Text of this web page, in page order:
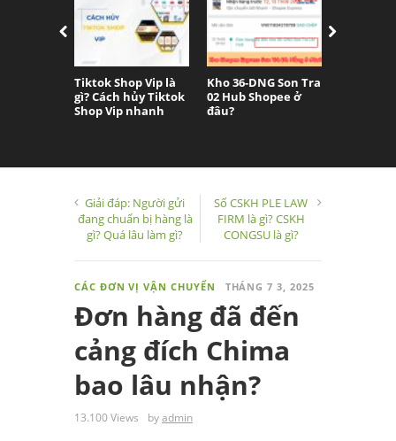
Tiktok Shop Vip là
gì? Cách hủy Tiktok
Shop Vip nhanh
Kho 36-DNG Son Tra
02 Hub Shopee ở
đâu?
Giải đáp: Người gửi
đang chuẩn bị hàng là
gì? Quá lâu làm gì?
Số CSKH PLE LAW
FIRM là gì? CSKH
CONGSU là gì?
CÁC ĐƠN VỊ VẬN CHUYỂN THÁNG 7 3, 2025
Đơn hàng đã đến
cảng đích Chima
bao lâu nhận?
13.100 Views byadmin